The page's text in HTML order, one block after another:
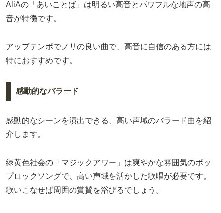
AliAの「あいことば」は明るい高音とパワフルな地声の高
音が特徴です。
アップテンポでノリの良い曲で、高音に自信のある方には
特におすすめです。
感動的なバラード
感動的なシーンを演出できる、高い声域のバラード曲を紹
介します。
緑黄色社会の「マジックアワー」は爽やかな雰囲気のポッ
プロックソングで、高い声域を活かした歌唱が必要です。
歌いこなせば周囲の賞賛を浴びるでしょう。